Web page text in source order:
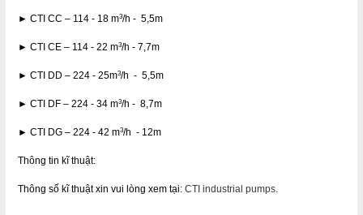
► CTI CC – 114 - 18 m3/h - 5,5m
► CTI CE – 114 - 22 m3/h - 7,7m
► CTI DD – 224 - 25m3/h - 5,5m
► CTI DF – 224 - 34 m3/h - 8,7m
► CTI DG – 224 - 42 m3/h - 12m
Thông tin kĩ thuật:
Thông số kĩ thuật xin vui lòng xem tại: CTI industrial pumps.